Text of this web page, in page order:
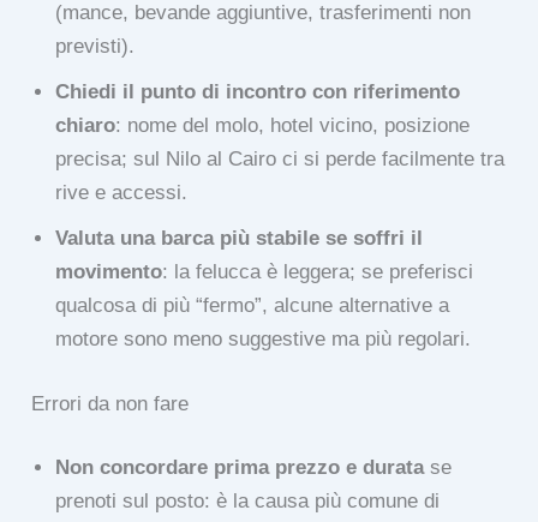
(mance, bevande aggiuntive, trasferimenti non
previsti).
Chiedi il punto di incontro con riferimento
chiaro: nome del molo, hotel vicino, posizione
precisa; sul Nilo al Cairo ci si perde facilmente tra
rive e accessi.
Valuta una barca più stabile se soffri il
movimento: la felucca è leggera; se preferisci
qualcosa di più “fermo”, alcune alternative a
motore sono meno suggestive ma più regolari.
Errori da non fare
Non concordare prima prezzo e duratase
prenoti sul posto: è la causa più comune di